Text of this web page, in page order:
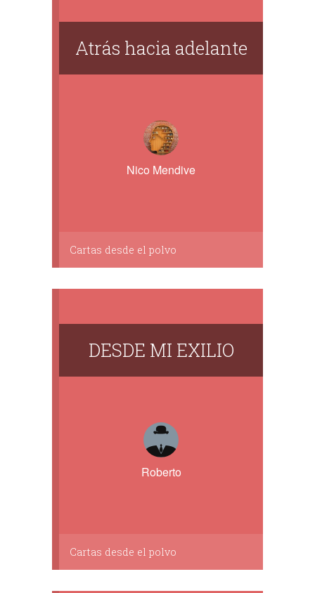
Atrás hacia adelante
Nico Mendive
Cartas desde el polvo
DESDE MI EXILIO
Roberto
Cartas desde el polvo